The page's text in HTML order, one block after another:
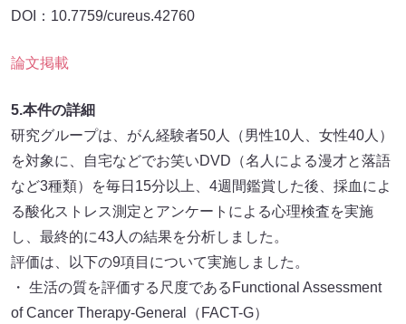
DOI：10.7759/cureus.42760
論文掲載
5.本件の詳細
研究グループは、がん経験者50人（男性10人、女性40人）
を対象に、自宅などでお笑いDVD（名人による漫才と落語
など3種類）を毎日15分以上、4週間鑑賞した後、採血によ
る酸化ストレス測定とアンケートによる心理検査を実施
し、最終的に43人の結果を分析しました。
評価は、以下の9項目について実施しました。
・ 生活の質を評価する尺度であるFunctional Assessment
of Cancer Therapy-General（FACT-G）